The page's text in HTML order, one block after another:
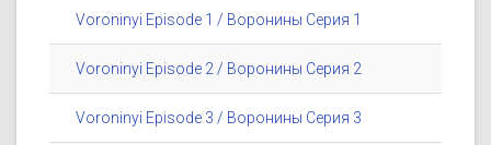
Voroninyi Episode 1 / Воронины Серия 1
Voroninyi Episode 2 / Воронины Серия 2
Voroninyi Episode 3 / Воронины Серия 3